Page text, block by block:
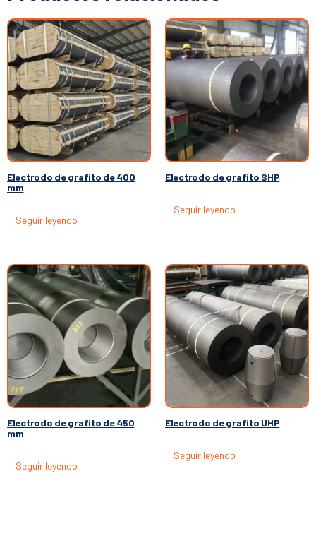
Electrodo de grafito de 400
mm
Seguir leyendo
Electrodo de grafito SHP
Seguir leyendo
Electrodo de grafito de 450
mm
Seguir leyendo
Electrodo de grafito UHP
Seguir leyendo